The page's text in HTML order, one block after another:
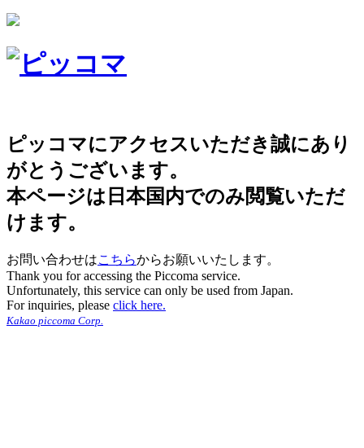
ピッコマにアクセスいただき誠にあり
がとうございます。
本ページは日本国内でのみ閲覧いただ
けます。
お問い合わせはこちらからお願いいたします。
Thank you for accessing the Piccoma service.
Unfortunately, this service can only be used from Japan.
For inquiries, please click here.
Kakao piccoma Corp.